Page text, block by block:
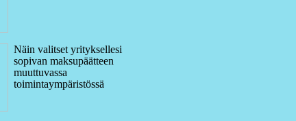
Näin valitset yrityksellesi
sopivan maksupäätteen
muuttuvassa
toimintaympäristössä